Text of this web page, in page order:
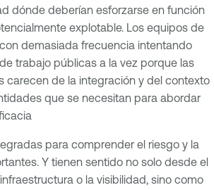
dónde deberían esforzarse en función
explotable. Los equipos de
demasiada frecuencia intentando
trabajo públicas a la vez porque las
carecen de la integración y del contexto
que se necesitan para abordar
para comprender el riesgo y la
Y tienen sentido no solo desde el
o la visibilidad, sino como